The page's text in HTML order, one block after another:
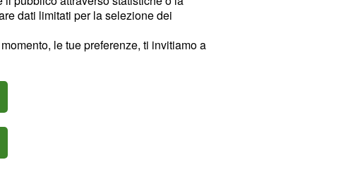
dati limitati per la selezione dei
le tue preferenze, ti invitiamo a